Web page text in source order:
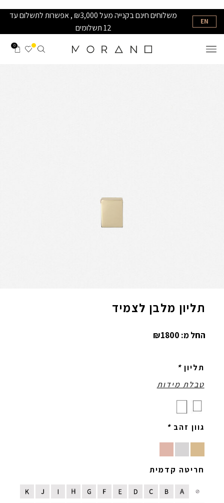
EN
משלוחים חינם בקנייה מעל ₪3,000 , אפשרות לתשלום עד
12 תשלומים
0
תליון מלבן לצמיד
החל מ: ₪1800
תליון*
טבלת מידות
גוון זהב*
חריטה קדמית